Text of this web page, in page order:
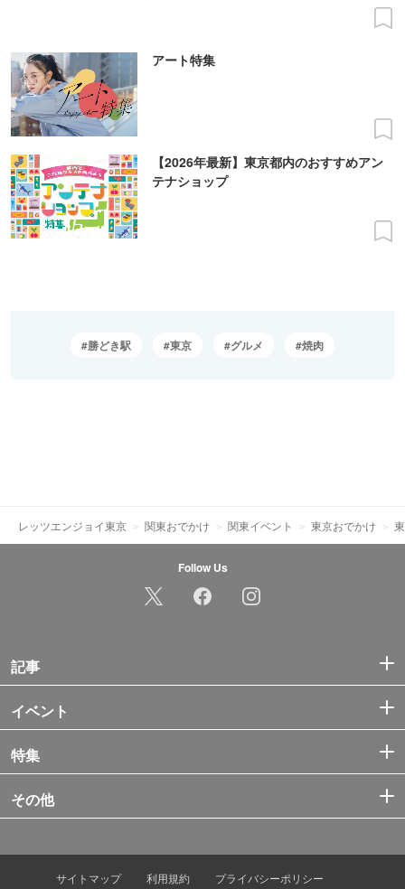
アート特集
【2026年最新】東京都内のおすすめアン
テナショップ
勝どき駅 東京 グルメ 焼肉
レッツエンジョイ東京 関東おでかけ 関東イベント 東京おでかけ
Follow Us
記事
イベント
特集
その他
サイトマップ 利用規約 プライバシーポリシー